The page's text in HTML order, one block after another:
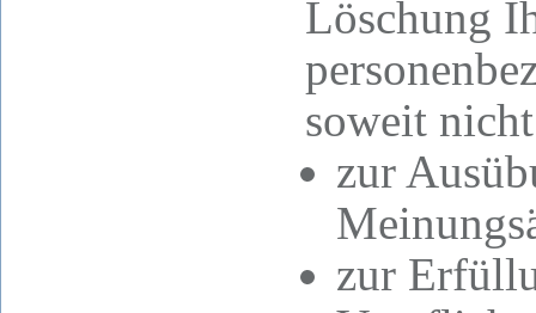
Löschung
soweit
zur
zur